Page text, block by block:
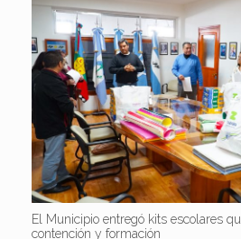
El Municipio entregó kits escolares
contención y formación